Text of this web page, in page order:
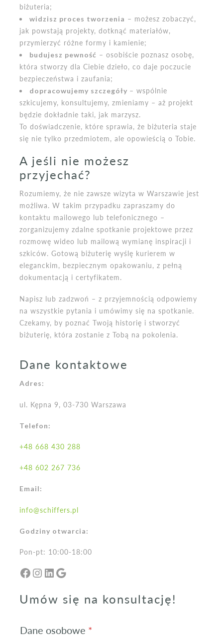
biżuteria;
widzisz proces tworzenia – możesz zobaczyć,
jak powstają projekty, dotknąć materiałów,
przymierzyć różne formy i kamienie;
budujesz pewność – osobiście poznasz osobę,
która stworzy dla Ciebie dzieło, co daje poczucie
bezpieczeństwa i zaufania;
dopracowujemy szczegóły – wspólnie
szkicujemy, konsultujemy, zmieniamy – aż projekt
będzie dokładnie taki, jak marzysz.
To doświadczenie, które sprawia, że biżuteria staje
się nie tylko przedmiotem, ale opowieścią o Tobie.
A jeśli nie możesz
przyjechać?
Rozumiemy, że nie zawsze wizyta w Warszawie jest
możliwa. W takim przypadku zapraszamy do
kontaktu mailowego lub telefonicznego –
zorganizujemy zdalne spotkanie projektowe przez
rozmowę wideo lub mailową wymianę inspiracji i
szkiców. Gotową biżuterię wyślę kurierem w
eleganckim, bezpiecznym opakowaniu, z pełną
dokumentacją i certyfikatem.
Napisz lub zadzwoń – z przyjemnością odpowiemy
na wszystkie pytania i umówimy się na spotkanie.
Czekamy, by poznać Twoją historię i stworzyć
biżuterię, która zostanie z Tobą na pokolenia.
Dane kontaktowe
Adres:
ul. Kępna 9, 03-730 Warszawa
Telefon:
+48 668 430 288
+48 602 267 736
Email:
info@schiffers.pl
Godziny otwarcia:
Pon-pt: 10:00-18:00
Facebook Instagram LinkedIn Google
Umów się na konsultację!
Dane osobowe *